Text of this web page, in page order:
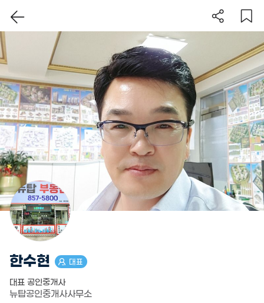
한수현 대표
대표 공인중개사
뉴탑공인중개사사무소